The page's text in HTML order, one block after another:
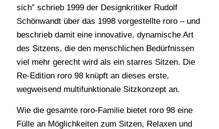
sich” schrieb 1999 der Designkritiker Rudolf
Schönwandt über das 1998 vorgestellte roro – und
beschrieb damit eine innovative, dynamische Art
des Sitzens, die den menschlichen Bedürfnissen
viel mehr gerecht wird als ein starres Sitzen. Die
Re-Edition roro 98 knüpft an dieses erste,
wegweisend multifunktionale Sitzkonzept an.
Wie die gesamte roro-Familie bietet roro 98 eine
Fülle an Möglichkeiten zum Sitzen, Relaxen und